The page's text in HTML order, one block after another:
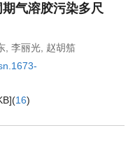
气溶胶污染多尺
李丽光 赵胡笳
](16)